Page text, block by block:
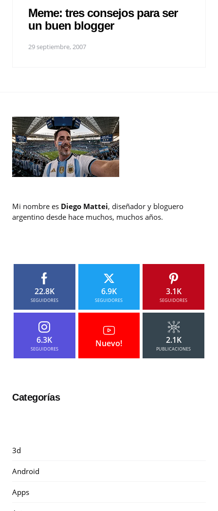
Meme: tres consejos para ser
un buen blogger
29 septiembre, 2007
Mi nombre es Diego Mattei, diseñador y bloguero
argentino desde hace muchos, muchos años.
22.8K
SEGUIDORES
6.9K
SEGUIDORES
3.1K
SEGUIDORES
6.3K
SEGUIDORES
Nuevo! 2.1K
PUBLICACIONES
Categorías
3d
Android
Apps